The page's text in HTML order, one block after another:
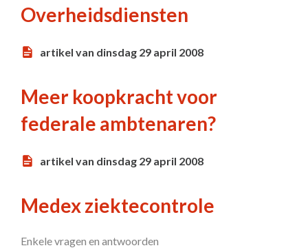
Overheidsdiensten
artikel van dinsdag 29 april 2008
Meer koopkracht voor
federale ambtenaren?
artikel van dinsdag 29 april 2008
Medex ziektecontrole
Enkele vragen en antwoorden